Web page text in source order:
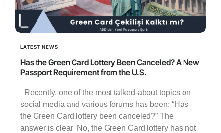
LATEST NEWS
Has the Green Card Lottery Been Canceled? A New
Passport Requirement from the U.S.
Recently, one of the most talked-about topics on
social media and various forums has been: “Has
the Green Card lottery been canceled?” The
answer is clear: No, the Green Card lottery has not